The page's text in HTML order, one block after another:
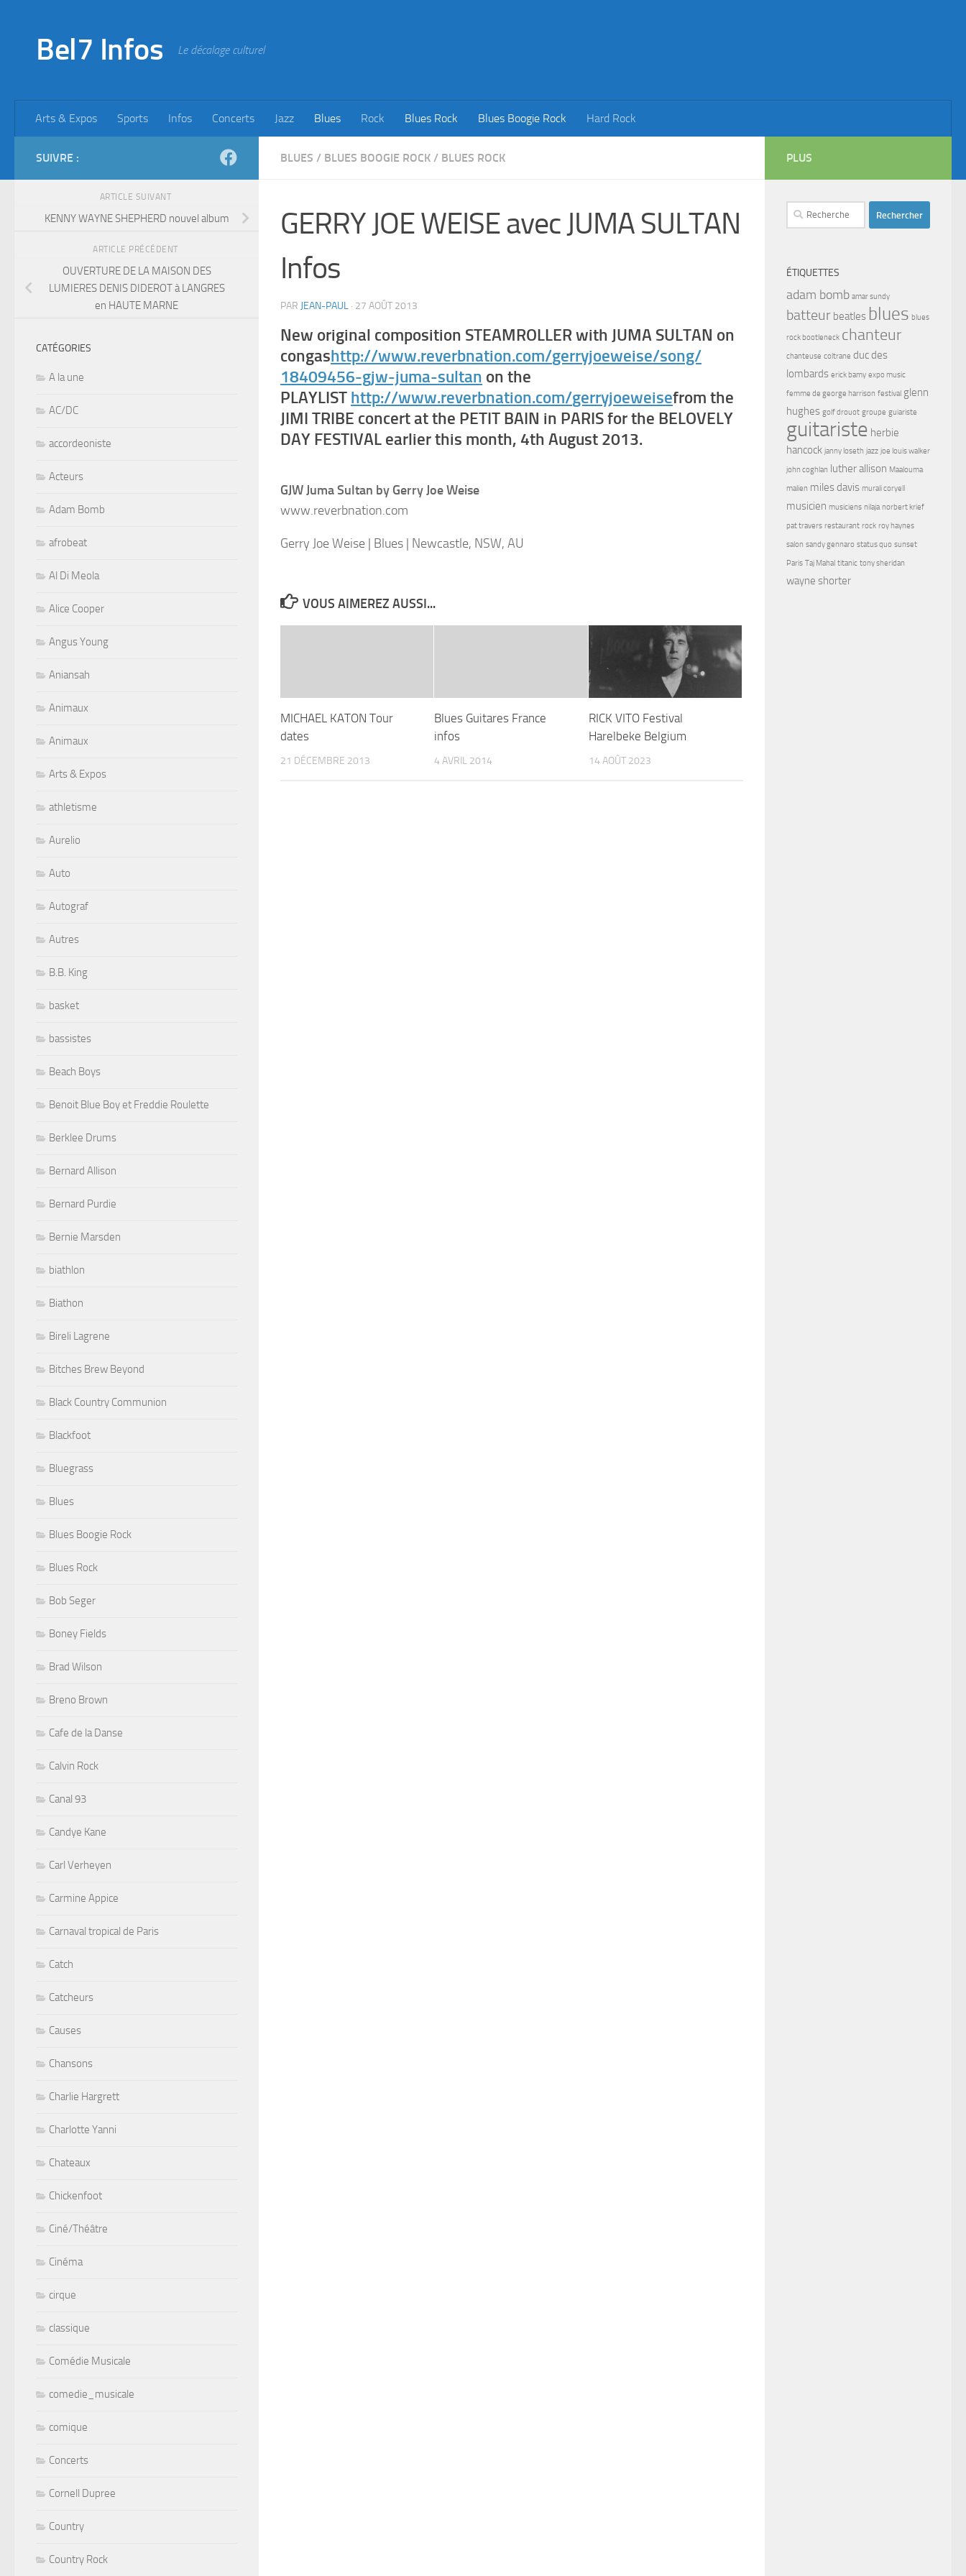
Bel7 Infos Le décalage culturel
Arts & Expos Sports Infos Concerts Jazz Blues Rock Blues Rock Blues Boogie Rock Hard Rock
BLUES / BLUES BOOGIE ROCK / BLUES ROCK
GERRY JOE WEISE avec JUMA SULTAN
Infos
PAR JEAN-PAUL · 27 AOÛT 2013
New original composition STEAMROLLER with JUMA SULTAN on
congashttp://www.reverbnation.com/gerryjoeweise/song/
18409456-gjw-juma-sultan on the
PLAYLIST http://www.reverbnation.com/gerryjoeweisefrom the
JIMI TRIBE concert at the PETIT BAIN in PARIS for the BELOVELY
DAY FESTIVAL earlier this month, 4th August 2013.
GJW Juma Sultan by Gerry Joe Weise
www.reverbnation.com
Gerry Joe Weise | Blues | Newcastle, NSW, AU
VOUS AIMEREZ AUSSI...
MICHAEL KATON Tour
dates
21 DÉCEMBRE 2013
Blues Guitares France
infos
4 AVRIL 2014
RICK VITO Festival
Harelbeke Belgium
14 AOÛT 2023
SUIVRE :
ARTICLE SUIVANT
KENNY WAYNE SHEPHERD nouvel album
ARTICLE PRÉCÉDENT
OUVERTURE DE LA MAISON DES
LUMIERES DENIS DIDEROT à LANGRES
en HAUTE MARNE
CATÉGORIES
A la une
AC/DC
accordeoniste
Acteurs
Adam Bomb
afrobeat
Al Di Meola
Alice Cooper
Angus Young
Aniansah
Animaux
Animaux
Arts & Expos
athletisme
Aurelio
Auto
Autograf
Autres
B.B. King
basket
bassistes
Beach Boys
Benoit Blue Boy et Freddie Roulette
Berklee Drums
Bernard Allison
Bernard Purdie
Bernie Marsden
biathlon
Biathon
Bireli Lagrene
Bitches Brew Beyond
Black Country Communion
Blackfoot
Bluegrass
Blues
Blues Boogie Rock
Blues Rock
Bob Seger
Boney Fields
Brad Wilson
Breno Brown
Cafe de la Danse
Calvin Rock
Canal 93
Candye Kane
Carl Verheyen
Carmine Appice
Carnaval tropical de Paris
Catch
Catcheurs
Causes
Chansons
Charlie Hargrett
Charlotte Yanni
Chateaux
Chickenfoot
Ciné/Théâtre
Cinéma
cirque
classique
Comédie Musicale
comedie_musicale
comique
Concerts
Cornell Dupree
Country
Country Rock
PLUS
Rechercher :
ÉTIQUETTES
adam bomb amar sundy
batteur beatles blues blues
rock bootleneck chanteur
chanteuse coltrane duc des
lombards erick bamy expo music
femme de george harrison festival glenn
hughes golf drouot groupe guiariste
guitariste herbie
hancock janny loseth jazz joe louis walker
john coghlan luther allison Maalouma
malien miles davis murali coryell
musicien musiciens nilaja norbert krief
pat travers restaurant rock roy haynes
salon sandy gennaro status quo sunset
Paris Taj Mahal titanic tony sheridan
wayne shorter